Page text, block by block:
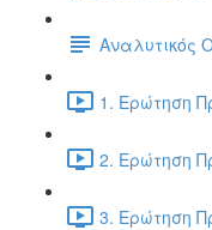
Αναλυτικός
1. Ερώτηση
2. Ερώτηση
3. Ερώτηση